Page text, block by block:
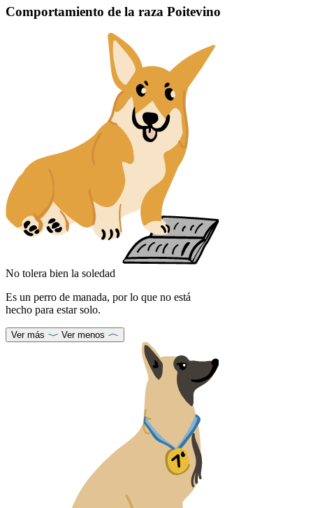
Comportamiento de la raza Poitevino
No tolera bien la soledad
Es un perro de manada, por lo que no está
hecho para estar solo.
Ver más Ver menos